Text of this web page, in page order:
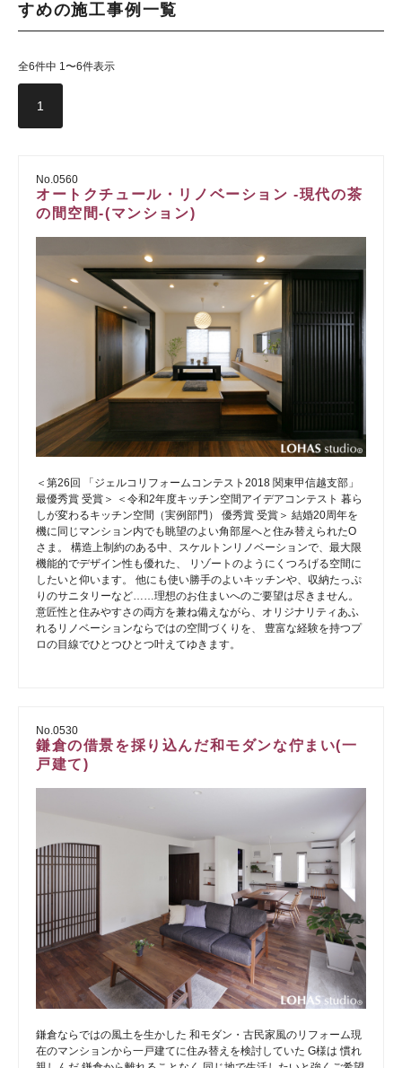
すめの施工事例一覧
全6件中 1〜6件表示
1
No.0560
オートクチュール・リノベーション -現代の茶
の間空間-(マンション)
＜第26回 「ジェルコリフォームコンテスト2018 関東甲信越支部」
最優秀賞 受賞＞ ＜令和2年度キッチン空間アイデアコンテスト 暮ら
しが変わるキッチン空間（実例部門） 優秀賞 受賞＞ 結婚20周年を
機に同じマンション内でも眺望のよい角部屋へと住み替えられたO
さま。 構造上制約のある中、スケルトンリノベーションで、最大限
機能的でデザイン性も優れた、 リゾートのようにくつろげる空間に
したいと仰います。 他にも使い勝手のよいキッチンや、収納たっぷ
りのサニタリーなど……理想のお住まいへのご要望は尽きません。
意匠性と住みやすさの両方を兼ね備えながら、オリジナリティあふ
れるリノベーションならではの空間づくりを、 豊富な経験を持つプ
ロの目線でひとつひとつ叶えてゆきます。
No.0530
鎌倉の借景を採り込んだ和モダンな佇まい(一
戸建て)
鎌倉ならではの風土を生かした 和モダン・古民家風のリフォーム現
在のマンションから一戸建てに住み替えを検討していた G様は 慣れ